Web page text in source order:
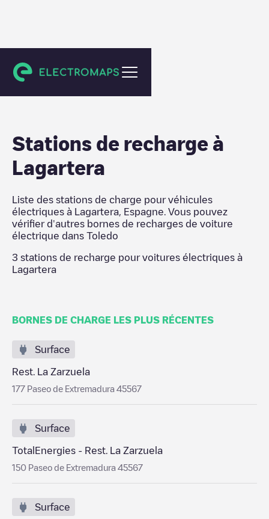
Toledo
Stations de recharge à
Lagartera
Liste des stations de charge pour véhicules
électriques à
Lagartera Espagne . Vous pouvez
vérifier d'autres bornes de recharges de voiture
électrique dans Toledo
3 stations de recharge pour voitures électriques à
Lagartera
BORNES DE CHARGE LES PLUS RÉCENTES
Surface
Rest. La Zarzuela
177 Paseo de Extremadura 45567
Surface
TotalEnergies - Rest. La Zarzuela
150 Paseo de Extremadura 45567
Surface